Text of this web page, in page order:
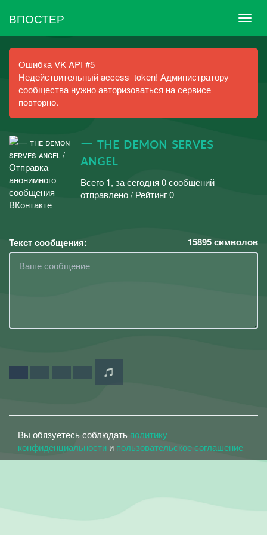
ВПОСТЕР
Ошибка VK API #5
Недействительный access_token! Администратору
сообщества нужно авторизоваться на сервисе
повторно.
— ᴛʜᴇ ᴅᴇᴍᴏɴ sᴇʀᴠᴇs
ᴀɴɢᴇʟ
Всего 1, за сегодня 0 сообщений
отправлено / Рейтинг 0
Текст сообщения: 15895символов
Вы обязуетесь соблюдать политику
конфиденциальности и пользовательское соглашение